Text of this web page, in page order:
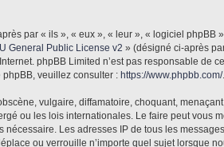
par « ils », « eux », « leur », « logiciel
General Public License v2 » (désigné ci-après
phpBB Limited n’est pas responsable de
veuillez consulter : https://www.phpbb.com/.
vulgaire, diffamatoire, choquant,
ou les lois internationales. Le faire peut vous
nécessaire. Les adresses IP de tous les
ou verrouille n’importe quel sujet lorsque